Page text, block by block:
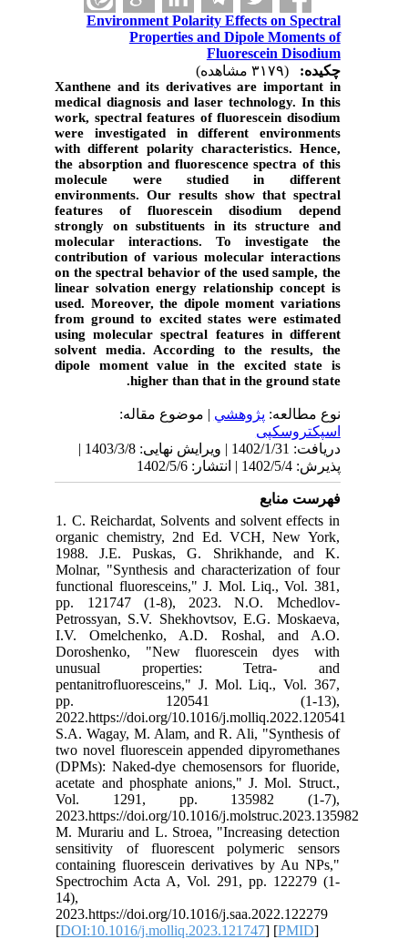
Environment Polarity Effects on Spectral
Properties and Dipole Moments of
Fluorescein Disodium
چکیده:
Xantheneand its derivatives are important in
medical diagnosis and laser technology. In this
work, spectral features offluorescein disodium
were investigated in different environments
with different polarity characteristics. Hence,
the absorption and fluorescence spectra of this
molecule were studied in different
environments. Our results show that spectral
features of fluorescein disodium depend
strongly on substituents in its structure and
molecular interactions. To investigate the
contribution of various molecular interactions
on the spectral behavior of the used sample, the
linear solvation energy relationship concept is
used. Moreover, the dipole moment variations
from ground to excited states were estimated
using molecular spectral features in different
solvent media. According to the results, the
dipole moment value in the excited state is
higher than that in the ground state.
نوع مطالعه:پژوهشي| موضوع مقاله:
اسپکتروسکپی
دریافت: 1402/1/31 | ویرایش نهایی: 1403/3/8 |
پذیرش: 1402/5/4 | انتشار: 1402/5/6
فهرست منابع
1. C. Reichardat, Solvents and solvent effects in
organic chemistry, 2nd Ed. VCH, New York,
1988. J.E. Puskas, G. Shrikhande, and K.
Molnar, "Synthesis and characterization of four
functional fluoresceins," J. Mol. Liq., Vol. 381,
pp. 121747 (1-8), 2023. N.O. Mchedlov-
Petrossyan, S.V. Shekhovtsov, E.G. Moskaeva,
I.V. Omelchenko, A.D. Roshal, and A.O.
Doroshenko, "New fluorescein dyes with
unusual properties: Tetra- and
pentanitrofluoresceins," J. Mol. Liq., Vol. 367,
pp. 120541 (1-13),
2022.https://doi.org/10.1016/j.molliq.2022.120541
S.A. Wagay, M. Alam, and R. Ali, "Synthesis of
two novel fluorescein appended dipyromethanes
(DPMs): Naked-dye chemosensors for fluoride,
acetate and phosphate anions," J. Mol. Struct.,
Vol. 1291, pp. 135982 (1-7),
2023.https://doi.org/10.1016/j.molstruc.2023.135982
M. Murariu and L. Stroea, "Increasing detection
sensitivity of fluorescent polymeric sensors
containing fluorescein derivatives by Au NPs,"
Spectrochim Acta A, Vol. 291, pp. 122279 (1-
14),
2023.https://doi.org/10.1016/j.saa.2022.122279
[DOI:10.1016/j.molliq.2023.121747] [PMID